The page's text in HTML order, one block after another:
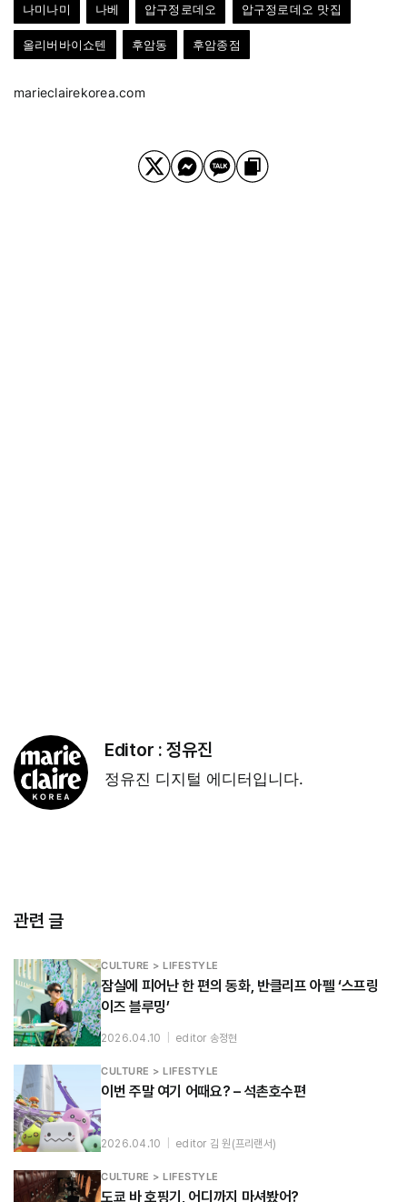
나미나미 나베 압구정로데오 압구정로데오 맛집
올리버바이쇼텐 후암동 후암종점
marieclairekorea.com
Editor :정유진
정유진 디지털 에디터입니다.
관련 글
CULTURE > LIFESTYLE
잠실에 피어난 한 편의 동화, 반클리프 아펠 ‘스프링
이즈 블루밍’
2026.04.10 editor 송정현
CULTURE > LIFESTYLE
이번 주말 여기 어때요? – 석촌호수편
2026.04.10 editor 김 원(프리랜서)
CULTURE > LIFESTYLE
도쿄 바 호핑기, 어디까지 마셔봤어?